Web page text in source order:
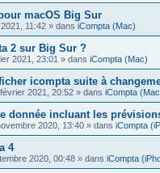
macOS Big Sur
11:42 » dans iCompta (Mac)
2 sur Big Sur ?
2021, 23:01 » dans iCompta (Mac)
icompta suite à
2021, 20:52 » dans iCompta
donnée incluant les
2020, 13:40 » dans iCompta
4
2020, 00:48 » dans iCompta